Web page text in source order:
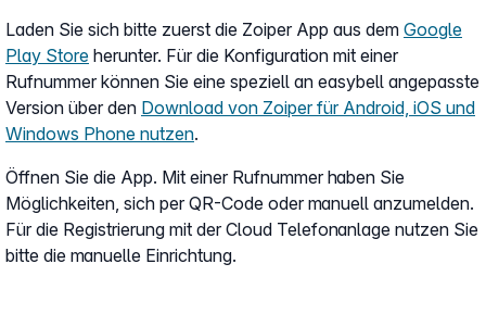
Laden Sie sich bitte zuerst die Zoiper App aus dem Google
Play Store herunter. Für die Konfiguration mit einer
Rufnummer können Sie eine speziell an easybell angepasste
Version über den Download von Zoiper für Android, iOS und
Windows Phone nutzen.
Öffnen Sie die App. Mit einer Rufnummer haben Sie
Möglichkeiten, sich per QR-Code oder manuell anzumelden.
Für die Registrierung mit der Cloud Telefonanlage nutzen Sie
bitte die manuelle Einrichtung.